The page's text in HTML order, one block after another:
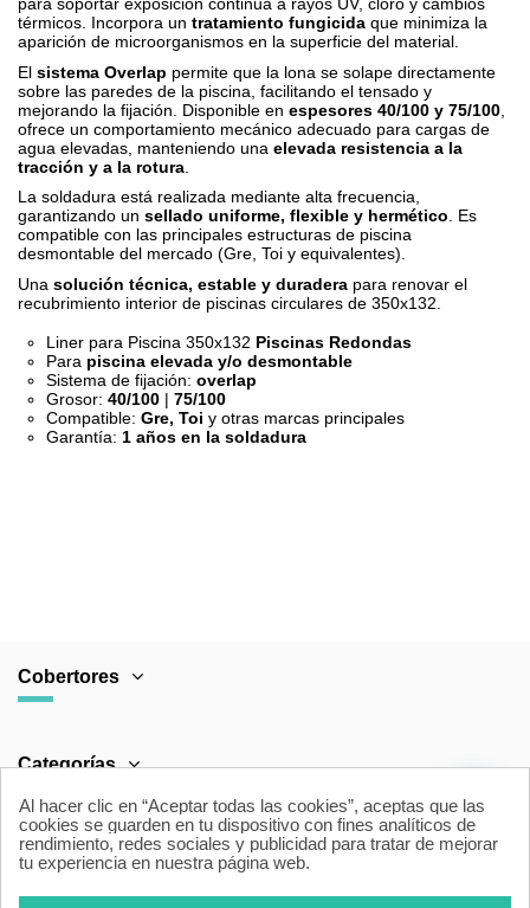
para soportar exposición continua a rayos UV, cloro y cambios
térmicos. Incorpora un tratamiento fungicida que minimiza la
aparición de microorganismos en la superficie del material.
El sistema Overlap permite que la lona se solape directamente
sobre las paredes de la piscina, facilitando el tensado y
mejorando la fijación. Disponible en espesores 40/100 y 75/100
ofrece un comportamiento mecánico adecuado para cargas de
agua elevadas, manteniendo una elevada resistencia a la
tracción y a la rotura
La soldadura está realizada mediante alta frecuencia,
garantizando un sellado uniforme, flexible y hermético. Es
compatible con las principales estructuras de piscina
desmontable del mercado (Gre, Toi y equivalentes).
Una solución técnica, estable y duradera para renovar el
recubrimiento interior de piscinas circulares de 350x132.
Liner para Piscina 350x132 Piscinas Redondas
Para piscina elevada y/o desmontable
Sistema de fijación: overlap
Grosor: 40/100 | 75/100
Compatible: Gre, Toi y otras marcas principales
Garantía: 1 años en la soldadura
PAÍS DE ORIGEN
COLORES
CORTE
Corte digital para precisión
dimensional
TRATAMIENTO Anti-fúngico, Anti-rayos UV
SISTEMA DE SUJECIÓN Overlap (superposición sobre pared)
Cobertores
Categorías
Área Legal
Al hacer clic en “Aceptar todas las cookies”, aceptas que las
cookies se guarden en tu dispositivo con fines analíticos de
rendimiento, redes sociales y publicidad para tratar de mejorar
tu experiencia en nuestra página web.